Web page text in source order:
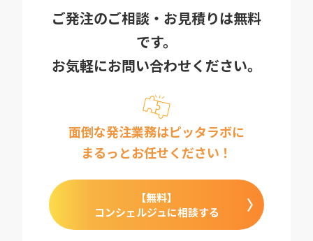
ご発注のご相談・お見積りは無料
です。
お気軽にお問い合わせください。
面倒な発注業務はピッタラボに
まるっとお任せください！
【無料】
コンシェルジュに相談する